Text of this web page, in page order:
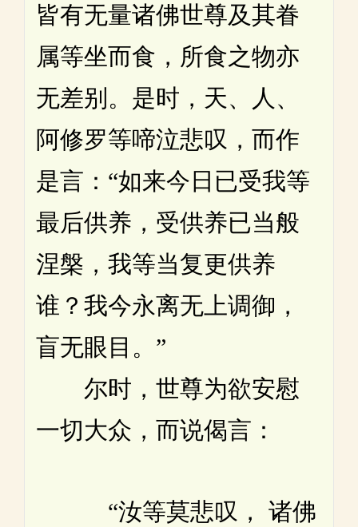
皆有无量诸佛世尊及其眷
属等坐而食，所食之物亦
无差别。是时，天、人、
阿修罗等啼泣悲叹，而作
是言：“如来今日已受我等
最后供养，受供养已当般
涅槃，我等当复更供养
谁？我今永离无上调御，
盲无眼目。”
尔时，世尊为欲安慰
一切大众，而说偈言：
“汝等莫悲叹， 诸佛